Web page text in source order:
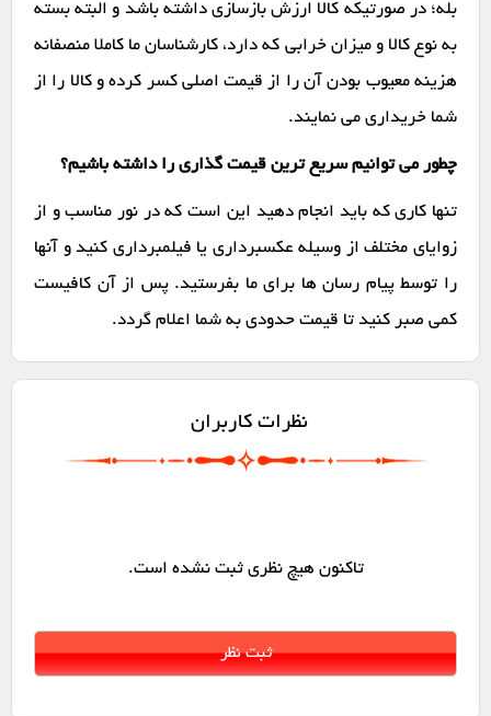
بله؛ در صورتیکه کالا ارزش بازسازی داشته باشد و البته بسته
به نوع کالا و میزان خرابی که دارد، کارشناسان ما کاملا منصفانه
هزینه معیوب بودن آن را از قیمت اصلی کسر کرده و کالا را از
شما خریداری می نمایند.
چطور می توانیم سریع ترین قیمت گذاری را داشته باشیم؟
تنها کاری که باید انجام دهید این است که در نور مناسب و از
زوایای مختلف از وسیله عکسبرداری یا فیلمبرداری کنید و آنها
را توسط پیام رسان ها برای ما بفرستید. پس از آن کافیست
کمی صبر کنید تا قیمت حدودی به شما اعلام گردد.
نظرات کاربران
تاکنون هیچ نظری ثبت نشده است.